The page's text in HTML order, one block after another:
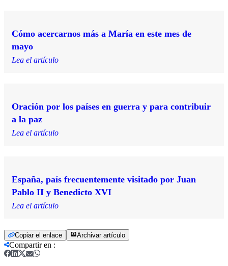
Cómo acercarnos más a María en este mes de
mayo
Lea el artículo
Oración por los países en guerra y para contribuir
a la paz
Lea el artículo
España, país frecuentemente visitado por Juan
Pablo II y Benedicto XVI
Lea el artículo
Copiar el enlace Archivar artículo
Compartir en :